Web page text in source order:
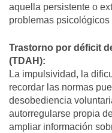
aquella persistente o
problemas
Trastorno por déficit
(TDAH):
La impulsividad, la
recordar las normas
desobediencia
autorregularse propia
ampliar información